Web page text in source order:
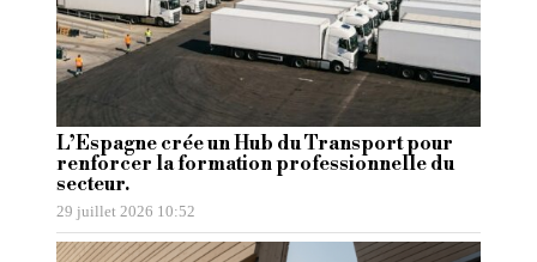
L’Espagne crée un Hub du Transport pour
renforcer la formation professionnelle du
secteur.
29 juillet 2026 10:52